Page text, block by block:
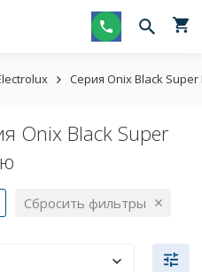
Серия Onix Black Super
Onix Black Super
Сбросить фильтры